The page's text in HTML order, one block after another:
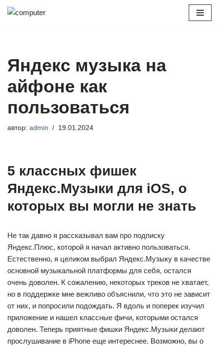
Яндекс музыка на
айфоне как
пользоваться
автор: admin 19.01.2024
5 классных фишек
Яндекс.Музыки для iOS, о
которых вы могли не знать
Не так давно я рассказывал вам про подписку
Яндекс.Плюс, которой я начал активно пользоваться.
Естественно, я целиком выбрал Яндекс.Музыку в качестве
основной музыкальной платформы для себя, остался
очень доволен. К сожалению, некоторых треков не хватает,
но в поддержке мне вежливо объяснили, что это не зависит
от них, и попросили подождать. Я вдоль и поперек изучил
приложение и нашел классные фичи, которыми остался
доволен. Теперь приятные фишки Яндекс.Музыки делают
прослушивание в iPhone еще интереснее. Возможно, вы о